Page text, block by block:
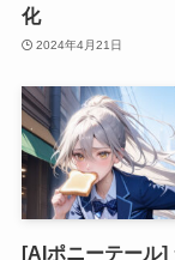
化
2024年4月21日
[AIポニーテール]